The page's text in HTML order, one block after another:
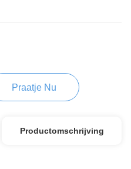
Praatje Nu
Productomschrijving